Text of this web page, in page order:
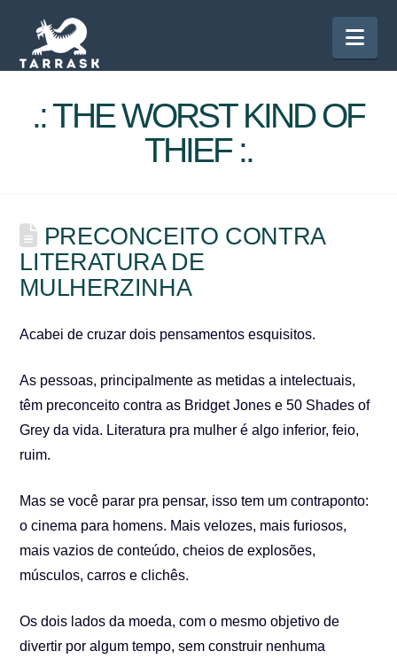
.: THE WORST KIND OF
THIEF :.
PRECONCEITO CONTRA
LITERATURA DE
MULHERZINHA
Acabei de cruzar dois pensamentos esquisitos.
As pessoas, principalmente as metidas a intelectuais,
têm preconceito contra as Bridget Jones e 50 Shades of
Grey da vida. Literatura pra mulher é algo inferior, feio,
ruim.
Mas se você parar pra pensar, isso tem um contraponto:
o cinema para homens. Mais velozes, mais furiosos,
mais vazios de conteúdo, cheios de explosões,
músculos, carros e clichês.
Os dois lados da moeda, com o mesmo objetivo de
divertir por algum tempo, sem construir nenhuma